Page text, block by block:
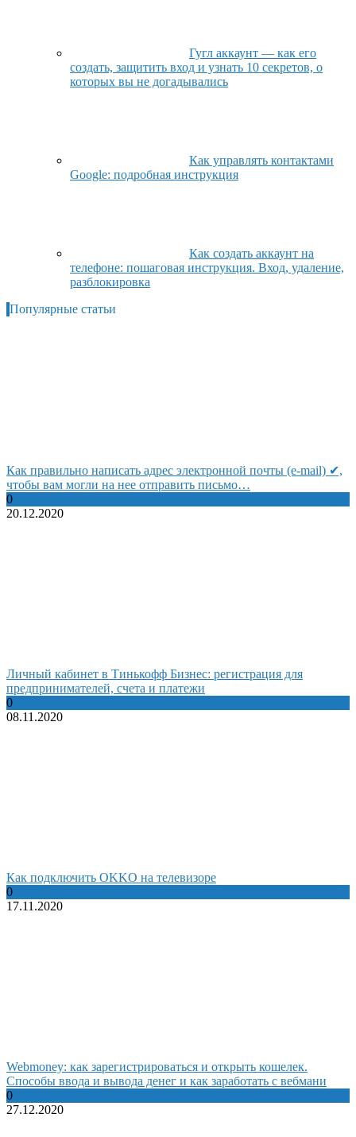
Гугл аккаунт — как его
создать, защитить вход и узнать 10 секретов, о
которых вы не догадывались
Как управлять контактами
Google: подробная инструкция
Как создать аккаунт на
телефоне: пошаговая инструкция. Вход, удаление,
разблокировка
Популярные статьи
Как правильно написать адрес электронной почты (e-mail) ✔,
чтобы вам могли на нее отправить письмо…
0
20.12.2020
Личный кабинет в Тинькофф Бизнес: регистрация для
предпринимателей, счета и платежи
0
08.11.2020
Как подключить OKKO на телевизоре
0
17.11.2020
Webmoney: как зарегистрироваться и открыть кошелек.
Способы ввода и вывода денег и как заработать с вебмани
0
27.12.2020